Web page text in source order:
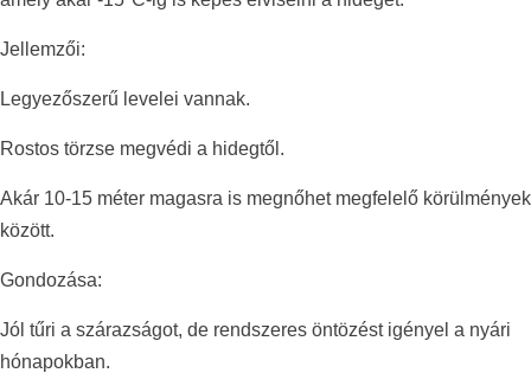
Jellemzői:
Legyezőszerű levelei vannak.
Rostos törzse megvédi a hidegtől.
Akár 10-15 méter magasra is megnőhet megfelelő körülmények
között.
Gondozása:
Jól tűri a szárazságot, de rendszeres öntözést igényel a nyári
hónapokban.